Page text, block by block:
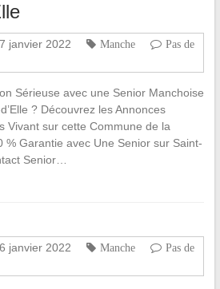
7 janvier 2022 Manche
Pas de
Sérieuse avec une Senior Manchoise
? Découvrez les Annonces
Vivant sur cette Commune de la
% Garantie avec Une Senior sur Saint-
Senior…
6 janvier 2022 Manche
Pas de